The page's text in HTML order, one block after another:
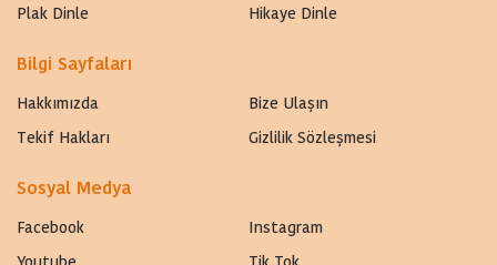
Plak Dinle
Hikaye Dinle
Bilgi Sayfaları
Hakkımızda
Bize Ulaşın
Tekif Hakları
Gizlilik Sözleşmesi
Sosyal Medya
Facebook
Instagram